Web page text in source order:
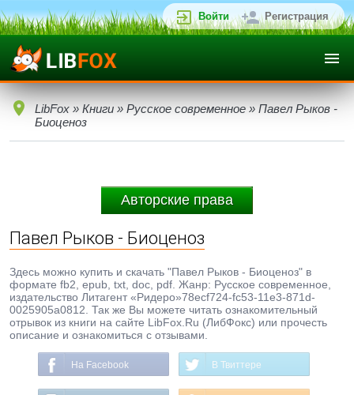
Войти Регистрация
LibFox » Книги » Русское современное » Павел Рыков -
Биоценоз
Авторские права
Павел Рыков - Биоценоз
Здесь можно купить и скачать "Павел Рыков - Биоценоз" в
формате fb2, epub, txt, doc, pdf. Жанр: Русское современное,
издательство Литагент «Ридеро»78ecf724-fc53-11e3-871d-
0025905a0812. Так же Вы можете читать ознакомительный
отрывок из книги на сайте LibFox.Ru (ЛибФокс) или прочесть
описание и ознакомиться с отзывами.
На Facebook В Твиттере